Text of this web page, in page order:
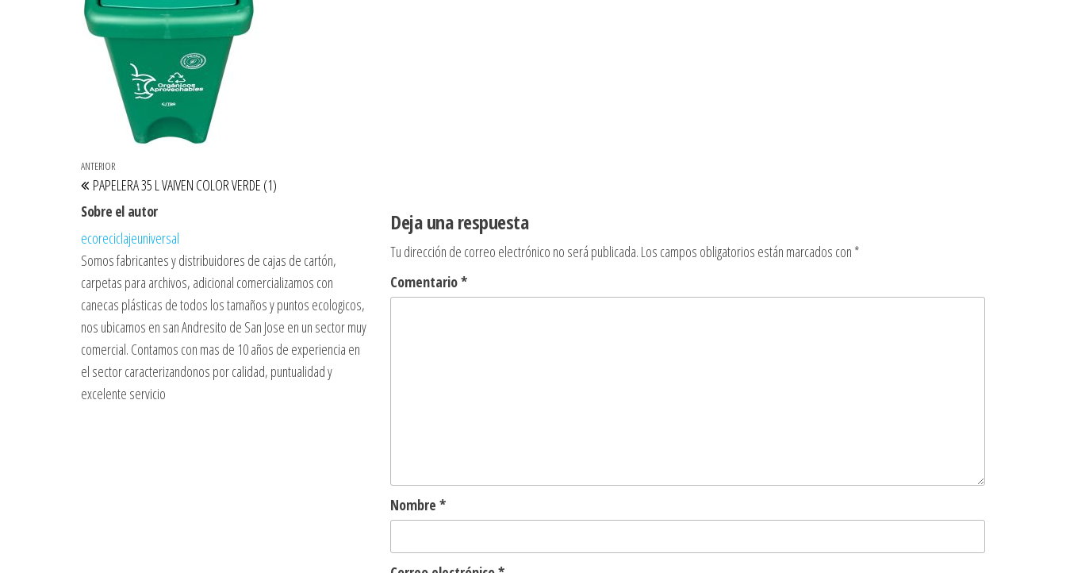
Navegación de entradas
Entrada anterior
ANTERIOR
PAPELERA 35 L VAIVEN COLOR VERDE (1)
Sobre el autor
ecoreciclajeuniversal
Somos fabricantes y distribuidores de cajas de cartón,
carpetas para archivos, adicional comercializamos con
canecas plásticas de todos los tamaños y puntos ecologicos,
nos ubicamos en san Andresito de San Jose en un sector muy
comercial. Contamos con mas de 10 años de experiencia en
el sector caracterizandonos por calidad, puntualidad y
excelente servicio
Deja una respuesta
Tu dirección de correo electrónico no será publicada. Los campos obligatorios están marcados con *
Comentario*
Nombre *